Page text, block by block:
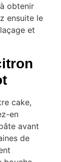
obtenir
ensuite le
et
cake,
en
avant
de